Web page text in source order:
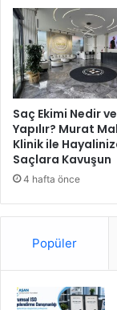
f
e
r
b
e
r
O
l
d
u
e
r
n
e
ğ
i
Ü
y
e
l
e
n
Saç Ekimi Nedir
Yapılır? Murat
Klinik ile
Saçlara Kavuşun
4 hafta önce
Popüler